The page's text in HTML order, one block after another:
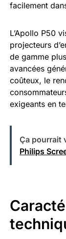
facilement
L’Apollo P50
projecteurs
de gamme
avancées
coûteux, le
exigeants en
Ça pourrait
Philips